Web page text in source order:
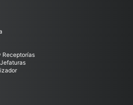
Receptorías